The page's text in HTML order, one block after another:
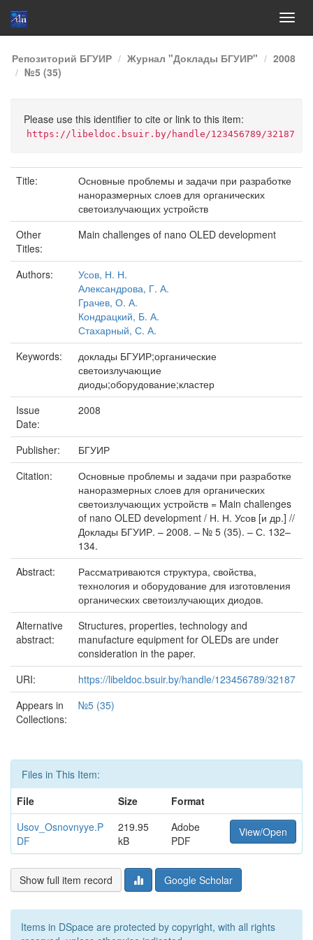
Skip
navigation
Репозиторий БГУИР Журнал "Доклады БГУИР"
2008
№5 (35)
Please use this identifier to cite or link to this item:
https://libeldoc.bsuir.by/handle/123456789/32187
Title:
Основные проблемы и задачи при разработке
наноразмерных слоев для органических
светоизлучающих устройств
Other
Titles:
Main challenges of nano OLED development
Authors:
Усов, Н. Н.
Александрова, Г. А.
Грачев, О. А.
Кондрацкий, Б. А.
Стахарный, С. А.
Keywords:
доклады БГУИР;органические
светоизлучающие
диоды;оборудование;кластер
Issue
Date:
2008
Publisher:
БГУИР
Citation:
Основные проблемы и задачи при разработке
наноразмерных слоев для органических
светоизлучающих устройств = Main challenges
of nano OLED development / Н. Н. Усов [и др.] //
Доклады БГУИР. – 2008. – № 5 (35). – С. 132–
134.
Abstract:
Рассматриваются структура, свойства,
технология и оборудование для изготовления
орга­нических светоизлучающих диодов.
Alternative
abstract:
Structures, properties, technology and
manufacture equipment for OLEDs are under
consideration in the paper.
URI:
https://libeldoc.bsuir.by/handle/123456789/32187
Appears in
Collections:
№5 (35)
Files in This Item:
File
Size
Format
Usov_Osnovnyye.P
DF
219.95
kB
Adobe
PDF
View/Open
Show full item record Google Scholar
Items in DSpace are protected by copyright, with all rights